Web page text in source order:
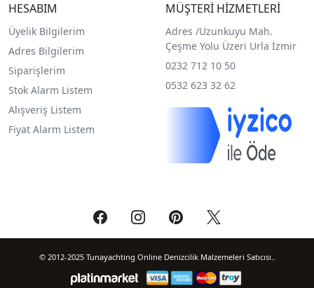
HESABIM
Üyelik Bilgilerim
Adres Bilgilerim
Siparişlerim
Stok Alarm Listem
Alışveriş Listem
Fiyat Alarm Listem
MÜŞTERİ HİZMETLERİ
Adres /Uzunkuyu Mah.
Çeşme Yolu Üzeri Urla İzmir
0232 712 10 50
0532 623 32 62
© 2012-2025 Tunayachting Online Denizcilik Malzemeleri Satıcısı..